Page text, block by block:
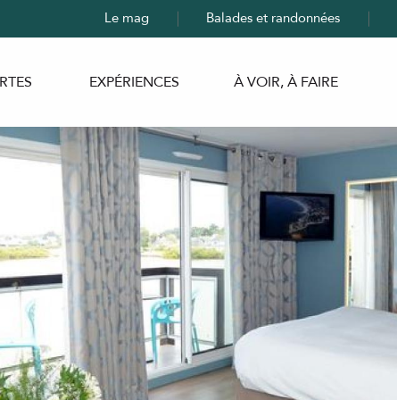
Le mag Balades et randonnées
EXPÉRIENCES À VOIR, À FAIRE